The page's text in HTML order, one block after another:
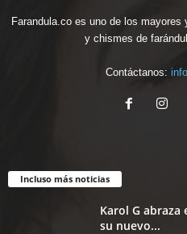
Farandula.co es uno de los
y chismes de
Contáctanos:
Incluso más noticias
Karol G
su nuevo...